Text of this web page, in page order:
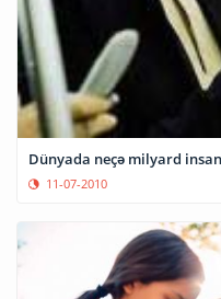
Dünyada neçə milyard
11-07-2010